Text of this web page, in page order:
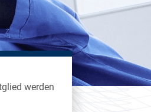
werden